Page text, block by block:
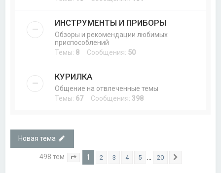
ИНСТРУМЕНТЫ И ПРИБОРЫ
Обзоры и рекомендации любимых
приспособлений
Темы: 8 Сообщения: 50
КУРИЛКА
Общение на отвлеченные темы
Темы: 67Сообщения: 398
Новая тема
498 тем Страница из 20
1 2 3 4 5 20